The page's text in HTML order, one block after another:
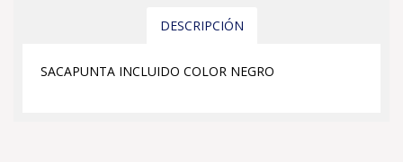
DESCRIPCIÓN
SACAPUNTA INCLUIDO COLOR NEGRO